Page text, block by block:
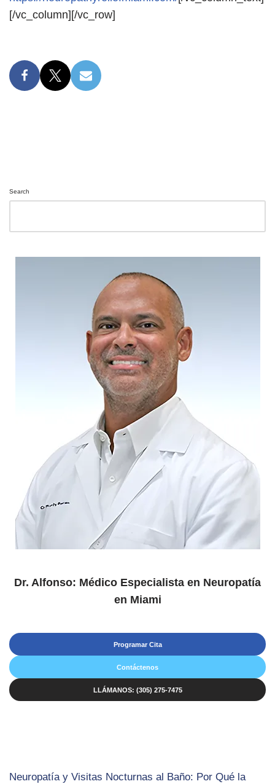
[/vc_column][/vc_row]
Search
Dr. Alfonso: Médico Especialista en Neuropatía
en Miami
Programar Cita
Contáctenos
LLÁMANOS: (305) 275-7475
Neuropatía y Visitas Nocturnas al Baño: Por Qué la